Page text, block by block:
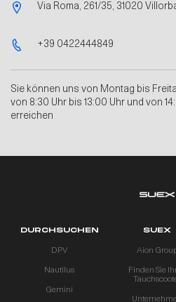
Via Roma, 261/35, 31020
+39 0422444849
Sie können uns von Montag bis
von 8:30 Uhr bis 13:00 Uhr und von
erreichen
DURCHSUCHEN
DPV
Nautilus
Gemini
SUEX
Aion
Finden Sie